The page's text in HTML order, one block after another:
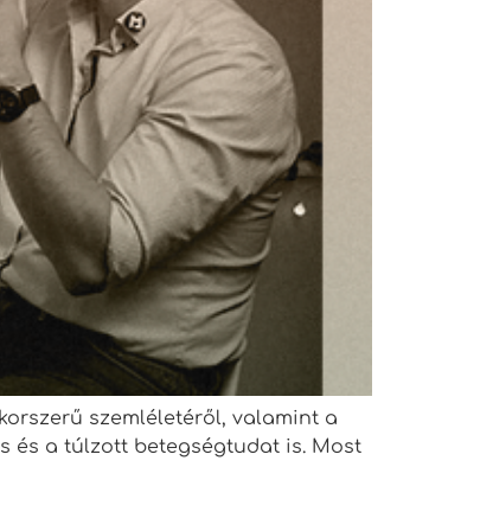
szemléletéről, valamint a
és a túlzott betegségtudat is. Most